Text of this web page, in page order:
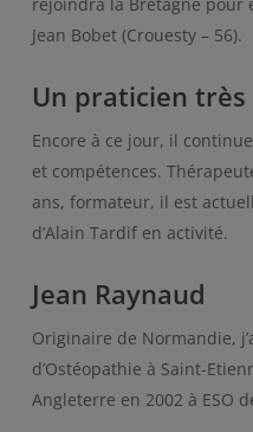
Jean Bobet (Crouesty – 56).
Un praticien
Encore à ce jour, il
et compétences.
ans, formateur, il est
d’Alain Tardif en activité.
Jean Raynaud
Originaire de Normandie,
d’Ostéopathie à Saint-
Angleterre en 2002 à ESO